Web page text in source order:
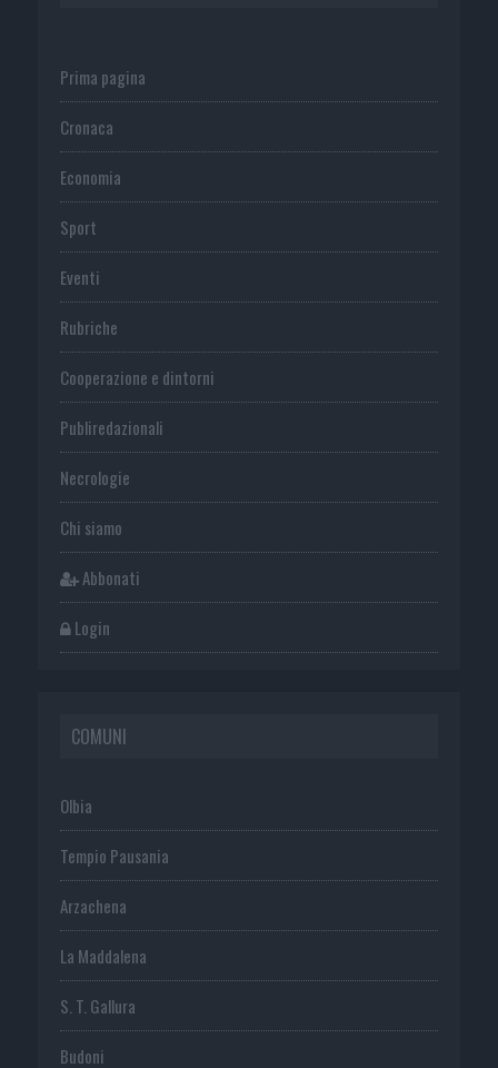
Prima pagina
Cronaca
Economia
Sport
Eventi
Rubriche
Cooperazione e dintorni
Publiredazionali
Necrologie
Chi siamo
Abbonati
Login
COMUNI
Olbia
Tempio Pausania
Arzachena
La Maddalena
S. T. Gallura
Budoni